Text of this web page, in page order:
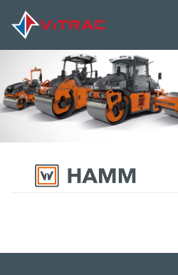
SIÊU THỊ MÁY XÂY DỰNG
THƯƠNG HIỆU
DỊCH VỤ
PHỤ TÙNG